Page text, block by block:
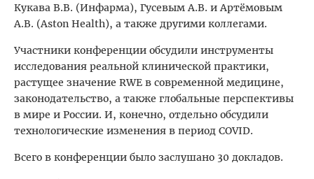
Кукава В.В. (Инфарма), Гусевым А.В. и Артёмовым
А.В. (Aston Health), а также другими коллегами.
Участники конференции обсудили инструменты
исследования реальной клинической практики,
растущее значение RWE в современной медицине,
законодательство, а также глобальные перспективы
в мире и России. И, конечно, отдельно обсудили
технологические изменения в период COVID.
Всего в конференции было заслушано 30 докладов.